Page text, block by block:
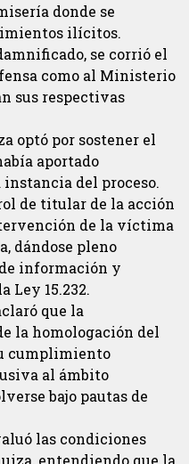
donde se
ilícitos.
se corrió el
como al Ministerio
sus respectivas
optó por sostener el
aportado
del proceso.
de titular de la acción
de la víctima
dándose pleno
información y
Ley 15.232.
que la
la homologación del
cumplimiento
al ámbito
bajo pautas de
las condiciones
entendiendo que la